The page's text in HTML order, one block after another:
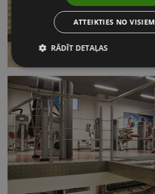
ATTEIKTIES NO VISIEM
RĀDĪT DETAĻAS